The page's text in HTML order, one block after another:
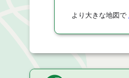
より大きな地図で